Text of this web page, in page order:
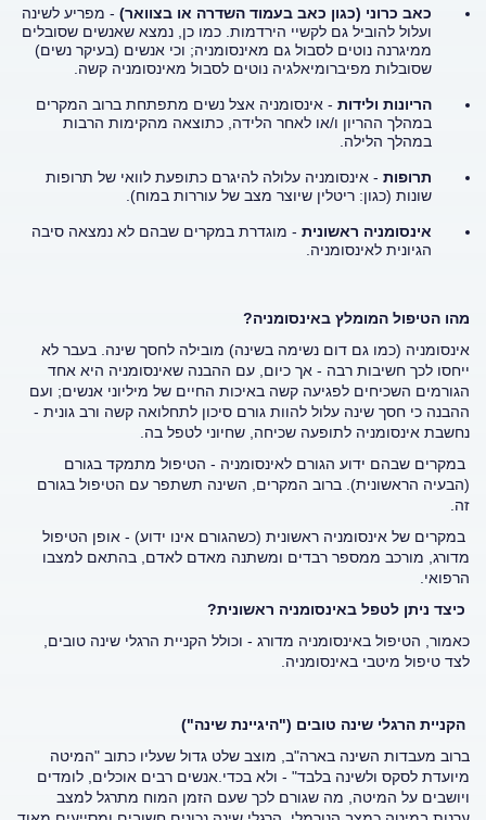
כאב כרוני (כגון כאב בעמוד השדרה או בצוואר) - מפריע לשינה
ועלול להוביל גם לקשיי הירדמות. כמו כן, נמצא שאנשים שסובלים
ממיגרנה נוטים לסבול גם מאינסומניה; וכי אנשים (בעיקר נשים)
שסובלות מפיברומיאלגיה נוטים לסבול מאינסומניה קשה.
הריונות ולידות - אינסומניה אצל נשים מתפתחת ברוב המקרים
במהלך ההריון ו/או לאחר הלידה, כתוצאה מהקימות הרבות
במהלך הלילה.
תרופות - אינסומניה עלולה להיגרם כתופעת לוואי של תרופות
שונות (כגון: ריטלין שיוצר מצב של עוררות במוח).
אינסומניה ראשונית - מוגדרת במקרים שבהם לא נמצאה סיבה
הגיונית לאינסומניה.
מהו הטיפול המומלץ באינסומניה?
אינסומניה (כמו גם דום נשימה בשינה) מובילה לחסך שינה. בעבר לא
ייחסו לכך חשיבות רבה - אך כיום, עם ההבנה שאינסומניה היא אחד
הגורמים השכיחים לפגיעה קשה באיכות החיים של מיליוני אנשים; ועם
ההבנה כי חסך שינה עלול להוות גורם סיכון לתחלואה קשה ורב גונית -
נחשבת אינסומניה לתופעה שכיחה, שחיוני לטפל בה.
במקרים שבהם ידוע הגורם לאינסומניה - הטיפול מתמקד בגורם
(הבעיה הראשונית). ברוב המקרים, השינה תשתפר עם הטיפול בגורם
זה.
במקרים של אינסומניה ראשונית (כשהגורם אינו ידוע) - אופן הטיפול
מדורג, מורכב ממספר רבדים ומשתנה מאדם לאדם, בהתאם למצבו
הרפואי.
כיצד ניתן לטפל באינסומניה ראשונית?
כאמור, הטיפול באינסומניה מדורג - וכולל הקניית הרגלי שינה טובים,
לצד טיפול מיטבי באינסומניה.
הקניית הרגלי שינה טובים ("היגיינת שינה")
ברוב מעבדות השינה בארה"ב, מוצב שלט גדול שעליו כתוב "המיטה
מיועדת לסקס ולשינה בלבד" - ולא בכדי.אנשים רבים אוכלים, לומדים
ויושבים על המיטה, מה שגורם לכך שעם הזמן המוח מתרגל למצב